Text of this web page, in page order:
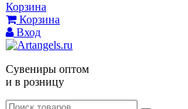
Корзина
Корзина
Вход
Сувениры оптом
и в розницу